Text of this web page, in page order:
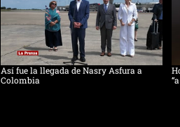
Así fue la llegada de Nasry Asfura a
Colombia